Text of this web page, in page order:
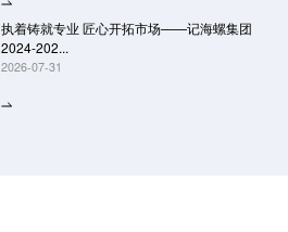
执着铸就专业 匠心开拓市场——记海螺集团
2024-202...
2026-07-31